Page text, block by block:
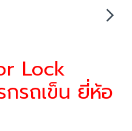
Lock
รถเข็น ยี่ห้อ